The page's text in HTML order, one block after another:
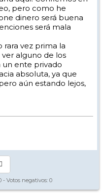
pero como he
dinero será buena
será mala
vez prima la
alguno de los
un ente privado
absoluta, ya que
aún estando lejos,
- Votos negativos: 0